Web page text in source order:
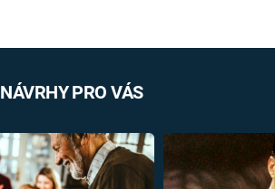
NÁVRHY PRO VÁS